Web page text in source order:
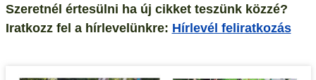
Szeretnél értesülni ha új cikket teszünk közzé?
Iratkozz fel a hírlevelünkre: Hírlevél feliratkozás